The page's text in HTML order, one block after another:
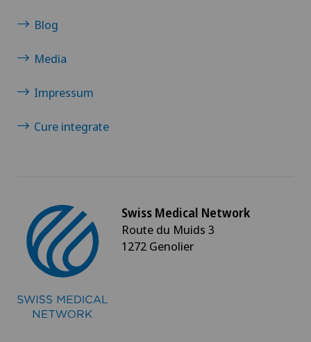
Blog
Media
Impressum
Cure integrate
Swiss Medical Network
Route du Muids 3
1272 Genolier